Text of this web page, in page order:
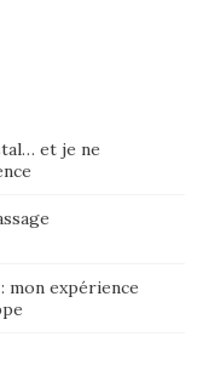
et je ne
mon expérience